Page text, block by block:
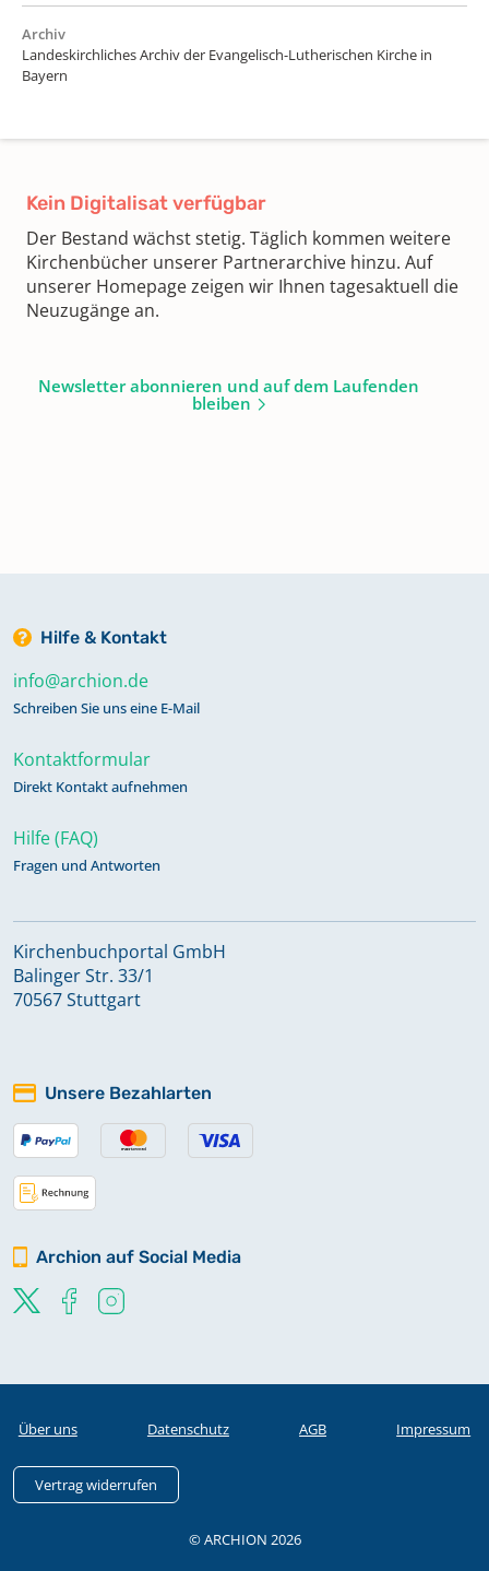
Archiv
Landeskirchliches Archiv der Evangelisch-Lutherischen Kirche in
Bayern
Kein Digitalisat verfügbar
Der Bestand wächst stetig. Täglich kommen weitere
Kirchenbücher unserer Partnerarchive hinzu. Auf
unserer Homepage zeigen wir Ihnen tagesaktuell die
Neuzugänge an.
Newsletter abonnieren und auf dem Laufenden
bleiben
Hilfe & Kontakt
info@archion.de
Schreiben Sie uns eine E-Mail
Kontaktformular
Direkt Kontakt aufnehmen
Hilfe (FAQ)
Fragen und Antworten
Kirchenbuchportal GmbH
Balinger Str. 33/1
70567 Stuttgart
Unsere Bezahlarten
Archion auf Social Media
Über uns Datenschutz AGB Impressum
Vertrag widerrufen
© ARCHION 2026